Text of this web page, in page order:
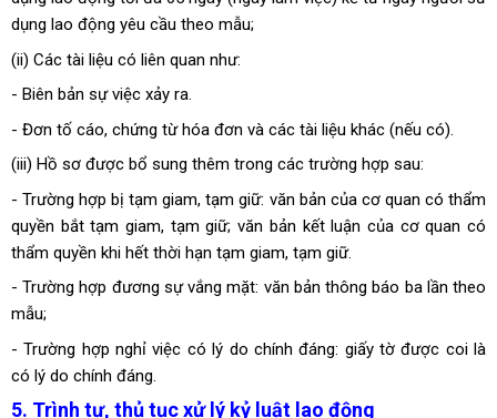
dụng lao động yêu cầu theo mẫu;
(ii) Các tài liệu có liên quan như:
- Biên bản sự việc xảy ra.
- Đơn tố cáo, chứng từ hóa đơn và các tài liệu khác (nếu có).
(iii) Hồ sơ được bổ sung thêm trong các trường hợp sau:
- Trường hợp bị tạm giam, tạm giữ: văn bản của cơ quan có thẩm
quyền bắt tạm giam, tạm giữ; văn bản kết luận của cơ quan có
thẩm quyền khi hết thời hạn tạm giam, tạm giữ.
- Trường hợp đương sự vắng mặt: văn bản thông báo ba lần theo
mẫu;
- Trường hợp nghỉ việc có lý do chính đáng: giấy tờ được coi là
có lý do chính đáng.
5. Trình tự, thủ tục xử lý kỷ luật lao động